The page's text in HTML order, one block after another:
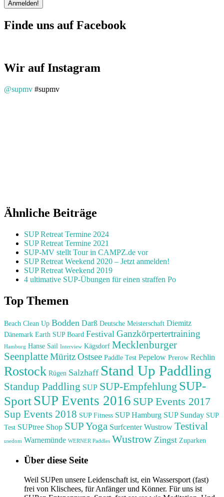
Finde uns auf Facebook
Wir auf Instagram
@supmv #supmv
Ähnliche Beiträge
SUP Retreat Termine 2024
SUP Retreat Termine 2021
SUP-MV stellt Tour in CAMPZ.de vor
SUP Retreat Weekend 2020 – Jetzt anmelden!
SUP Retreat Weekend 2019
4 ultimative SUP-Übungen für einen straffen Po
Top Themen
Beach Clean Up Bodden Darß Deutsche Meisterschaft Diemitz
Dänemark Earth SUP Board Festival Ganzkörpertertraining
Hamburg Hanse Sail Interview Kägsdorf Mecklenburger
SeenplatteMüritzOstsee Paddle Test Pepelow Prerow Rechlin
Rostock Rügen Salzhaff Stand Up Paddling
Standup Paddling SUP SUP-Empfehlung SUP-
SportSUP Events 2016 SUP Events 2017
Sup Events 2018 SUP Fitness SUP Hamburg SUP Sunday SUP
Test SUPtree Shop SUP Yoga Surfcenter Wustrow Testival
usedom Warnemünde WERNER Paddles Wustrow Zingst Zuparken
Über diese Seite
Weil SUPen unsere Leidenschaft ist, ein Wassersport (fast)
frei von Klischees, für Anfänger und Könner. Für uns ist